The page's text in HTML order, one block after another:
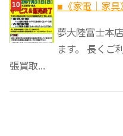
■《家電｜家具
夢大陸富士本
ます。 長くご
張買取...